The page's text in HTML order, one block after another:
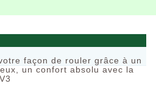
façon de rouler grâce à un
un confort absolu avec la